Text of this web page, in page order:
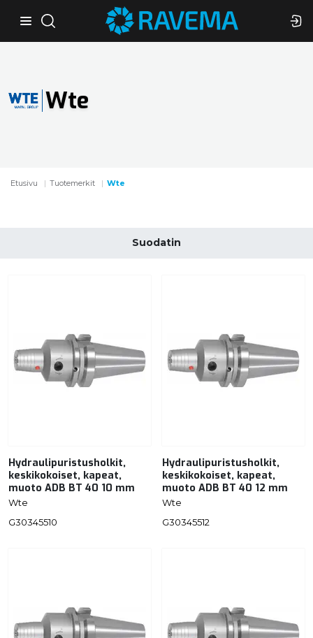
Etusivu Tuotemerkit Wte
Wte
Suodatin
Hydraulipuristusholkit,
keskikokoiset, kapeat,
muoto ADB BT 40 10 mm
Wte
G30345510
Hydraulipuristusholkit,
keskikokoiset, kapeat,
muoto ADB BT 40 12 mm
Wte
G30345512